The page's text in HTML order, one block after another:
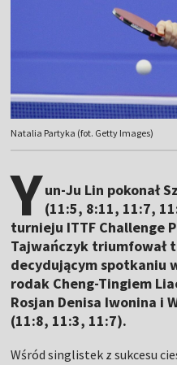
Natalia Partyka (fot. Getty Images)
Yun-Ju Lin pokonał
(11:5, 8:11, 11:7,
turnieju ITTF Challenge
Tajwańczyk triumfował
decydującym spotkaniu
rodak Cheng-Tingiem
Rosjan Denisa Iwonina i
(11:8, 11:3, 11:7).
Wśród singlistek z sukcesu